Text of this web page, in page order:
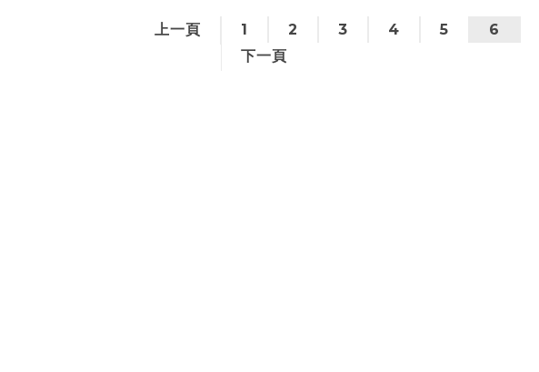
上一頁 1 2 3 4 5 6
下一頁